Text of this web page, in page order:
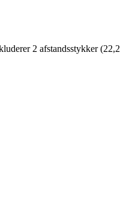
2 afstandsstykker (22,2